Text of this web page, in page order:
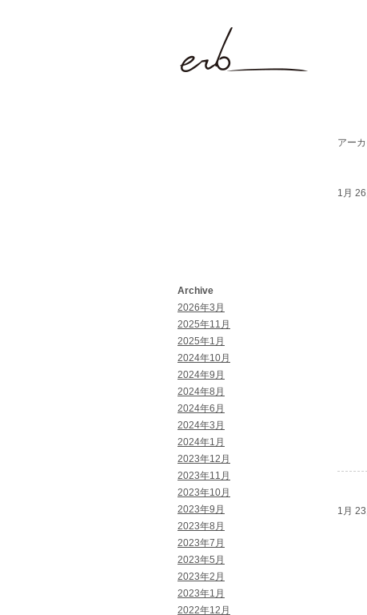
Archive
2026年3月
2025年11月
2025年1月
2024年10月
2024年9月
2024年8月
2024年6月
2024年3月
2024年1月
2023年12月
2023年11月
2023年10月
2023年9月
2023年8月
2023年7月
2023年5月
2023年2月
2023年1月
2022年12月
アー
1月
1月